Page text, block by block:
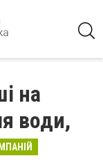
на
води,